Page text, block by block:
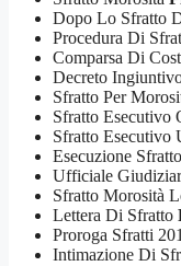
Dopo Lo Sfratto
Procedura Di
Comparsa Di
Decreto
Sfratto Per
Sfratto Esecutivo
Sfratto
Esecuzione Sfratto
Ufficiale
Sfratto Morosità
Lettera Di Sfratto
Proroga Sfratti
Intimazione Di